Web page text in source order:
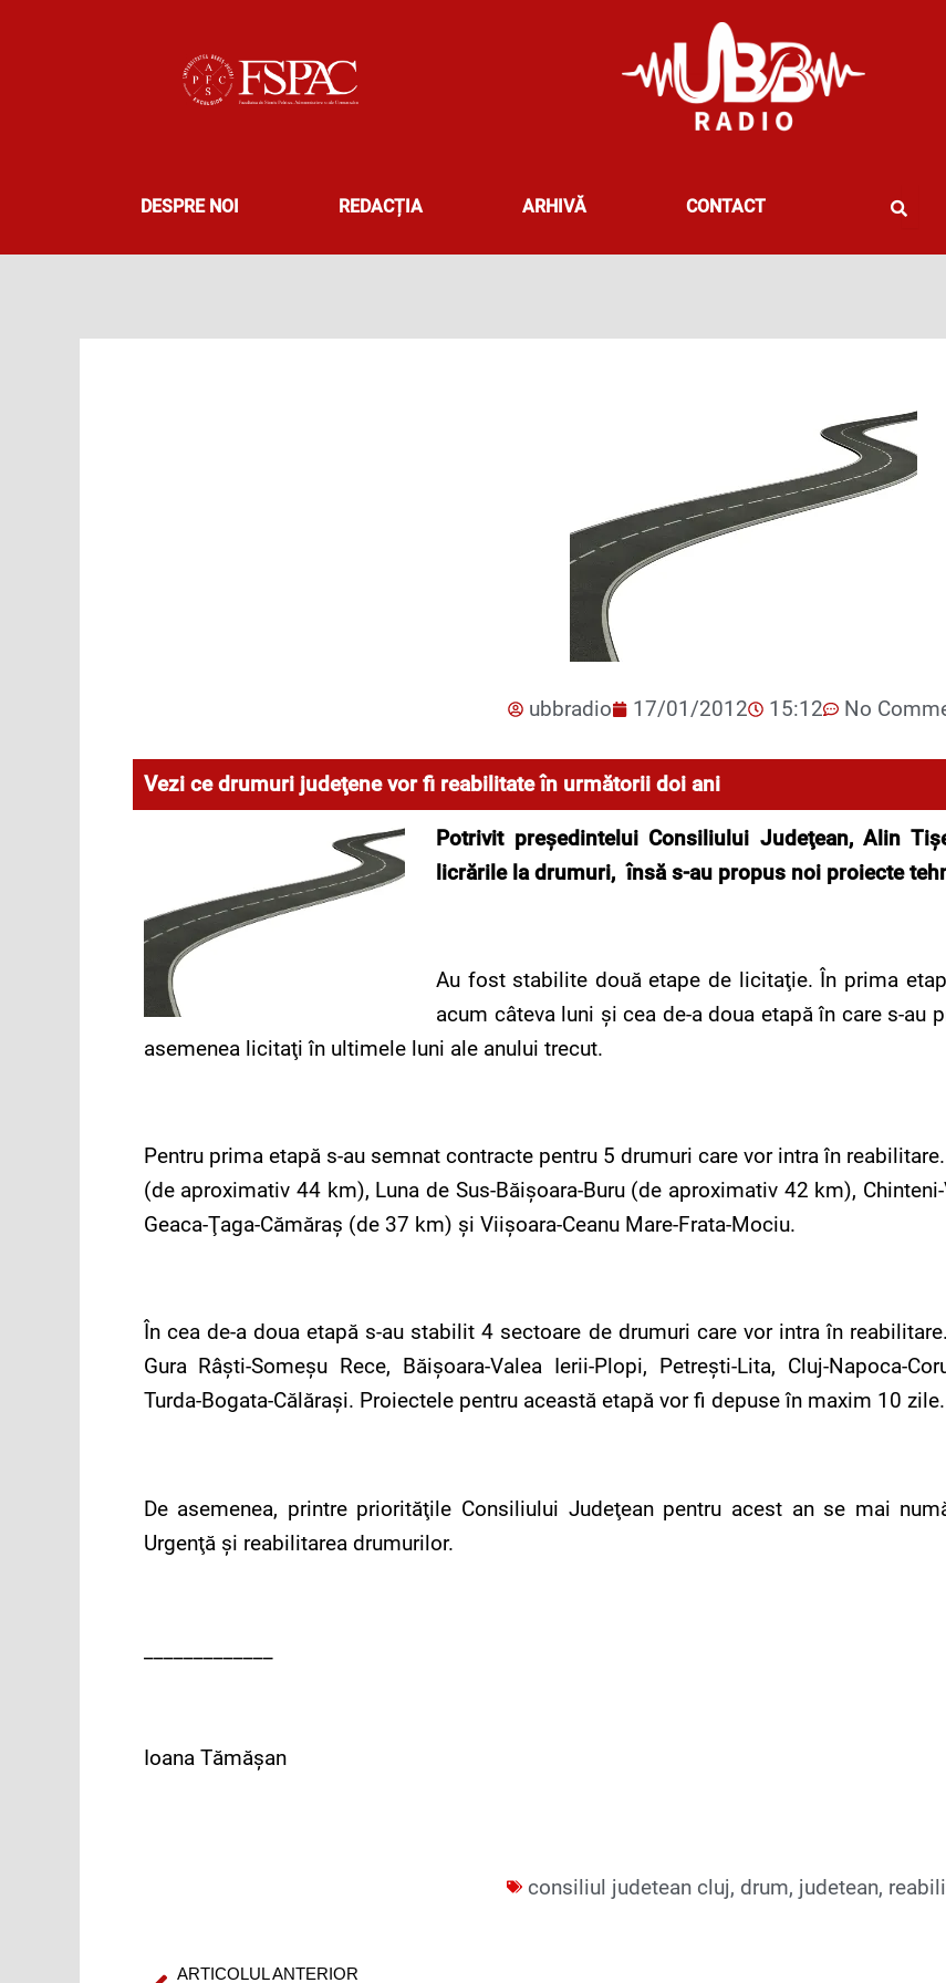
DESPRE NOI REDACȚIA ARHIVĂ CONTACT
ubbradio 17/01/2012 15:12 No
Vezi ce drumuri judeţene vor fi reabilitate în următorii doi ani
Potrivit preşedintelui Consiliului Judeţean, Alin
licrările la drumuri, însă s-au propus noi proiecte
Au fost stabilite două etape de licitaţie. În prima
acum câteva luni şi cea de-a doua etapă în care s-
asemenea licitaţi în ultimele luni ale anului trecut.
Pentru prima etapă s-au semnat contracte pentru 5 drumuri care vor intra în
(de aproximativ 44 km), Luna de Sus-Băişoara-Buru (de aproximativ 42 km),
Geaca-Ţaga-Cămăraş (de 37 km) şi Viişoara-Ceanu Mare-Frata-Mociu.
În cea de-a doua etapă s-au stabilit 4 sectoare de drumuri care vor intra în
Gura Râşti-Someşu Rece, Băişoara-Valea Ierii-Plopi, Petreşti-Lita, Cluj-Napoca-
Turda-Bogata-Călăraşi. Proiectele pentru această etapă vor fi depuse în maxim 10 zile.
De asemenea, printre priorităţile Consiliului Judeţean pentru acest an se mai
Urgenţă şi reabilitarea drumurilor.
Ioana Tămăşan
consiliul judetean cluj, drum, judetean,
ARTICOLUL ANTERIOR